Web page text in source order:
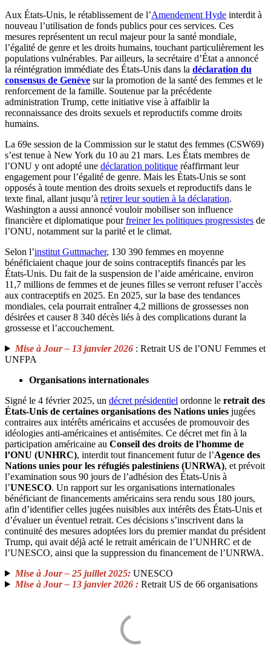
Aux États-Unis, le rétablissement de l’Amendement Hyde interdit à
nouveau l’utilisation de fonds publics pour ces services. Ces
mesures représentent un recul majeur pour la santé mondiale,
l’égalité de genre et les droits humains, touchant particulièrement les
populations vulnérables. Par ailleurs, la secrétaire d’État a annoncé
la réintégration immédiate des États-Unis dans la déclaration du
consensus de Genève sur la promotion de la santé des femmes et le
renforcement de la famille. Soutenue par la précédente
administration Trump, cette initiative vise à affaiblir la
reconnaissance des droits sexuels et reproductifs comme droits
humains.
La 69e session de la Commission sur le statut des femmes (CSW69)
s’est tenue à New York du 10 au 21 mars. Les États membres de
l’ONU y ont adopté une déclaration politique réaffirmant leur
engagement pour l’égalité de genre. Mais les États-Unis se sont
opposés à toute mention des droits sexuels et reproductifs dans le
texte final, allant jusqu’à retirer leur soutien à la déclaration.
Washington a aussi annoncé vouloir mobiliser son influence
financière et diplomatique pourfreiner les politiques progressistes de
l’ONU, notamment sur la parité et le climat.
Selon l’institut Guttmacher, 130 390 femmes en moyenne
bénéficiaient chaque jour de soins contraceptifs financés par les
États-Unis. Du fait de la suspension de l’aide américaine, environ
11,7 millions de femmes et de jeunes filles se verront refuser l’accès
aux contraceptifs en 2025. En 2025, sur la base des tendances
mondiales, cela pourrait entraîner 4,2 millions de grossesses non
désirées et causer 8 340 décès liés à des complications durant la
grossesse et l’accouchement.
Mise à Jour – 13 janvier 2026: Retrait US de l’ONU Femmes et
UNFPA
Organisations internationales
Signé le 4 février 2025, un décret présidentiel ordonne le retrait des
États-Unis de certaines organisations des Nations unies jugées
contraires aux intérêts américains et accusées de promouvoir des
idéologies anti-américaines et antisémites. Ce décret met fin à la
participation américaine au Conseil des droits de l’homme de
l’ONU (UNHRC), interdit tout financement futur de l’Agence des
Nations unies pour les réfugiés palestiniens (UNRWA), et prévoit
l’examination sous 90 jours de l’adhésion des États-Unis à
l’UNESCO. Un rapport sur les organisations internationales
bénéficiant de financements américains sera rendu sous 180 jours,
afin d’identifier celles jugées nuisibles aux intérêts des États-Unis et
d’évaluer un éventuel retrait. Ces décisions s’inscrivent dans la
continuité des mesures adoptées lors du premier mandat du président
Trump, qui avait déjà acté le retrait américain de l’UNHRC et de
l’UNESCO, ainsi que la suppression du financement de l’UNRWA.
Mise à Jour – 25 juillet 2025:UNESCO
Mise à Jour – 13 janvier 2026 :Retrait US de 66 organisations